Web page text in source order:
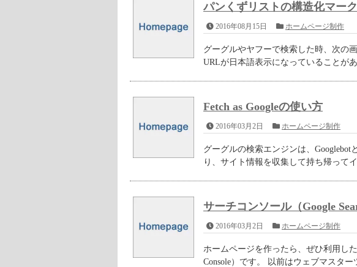
パンくずリストの構造化マー
2016年08月15日 ホームページ制作
グーグルやヤフーで検索した時、次の
URLが日本語表示になっていることが
Fetch as Googleの使い方
2016年03月2日 ホームページ制作
グーグルの検索エンジンは、
り、サイト情報を収集して持ち帰って
サーチコンソール（Google
2016年03月2日 ホームページ制作
ホームページを作ったら、ぜひ利用し
Console）です。 以前はウェブマスター